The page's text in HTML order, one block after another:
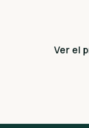
Ver el